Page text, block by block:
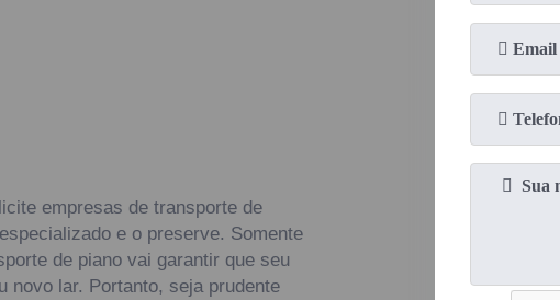
empresas de transporte de
e o preserve. Somente
de piano vai garantir que seu
novo lar. Portanto, seja prudente